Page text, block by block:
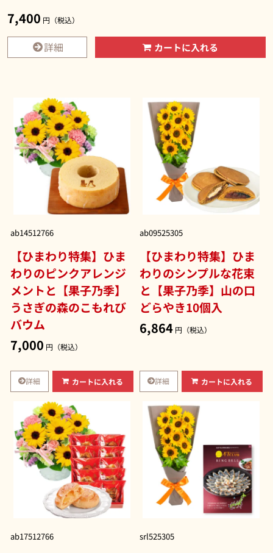
7,400 円（税込）
詳細 カートに入れる
ab14512766
【ひまわり特集】ひま
わりのピンクアレンジ
メントと【果子乃季】
うさぎの森のこもれび
バウム
7,000 円（税込）
詳細 カートに入れる
ab09525305
【ひまわり特集】ひま
わりのシンプルな花束
と【果子乃季】山の口
どらやき10個入
6,864 円（税込）
詳細 カートに入れる
ab17512766 srl525305